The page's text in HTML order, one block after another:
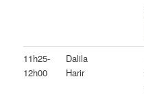
11h25-
12h00
Dalila
Harir